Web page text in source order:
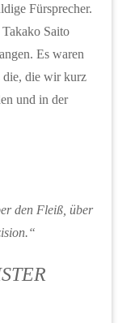
Fürsprecher.
Saito
Es waren
die, die wir kurz
und in der
den Fleiß, über